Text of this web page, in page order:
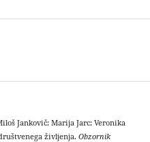
Jankovič; Marija Jarc; Veronika
življenja. Obzornik